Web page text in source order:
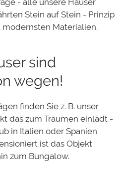
- alle unsere Häuser
Stein auf Stein - Prinzip
Materialien.
sind
wegen!
finden Sie z. B. unser
das zum Träumen einlädt -
in Italien oder Spanien
ist das Objekt
zum Bungalow.